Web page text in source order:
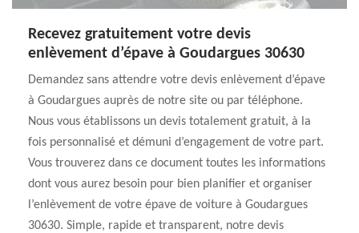
Recevez gratuitement votre devis
enlèvement d’épave à Goudargues 30630
Demandez sans attendre votre devis enlèvement d’épave
à Goudargues auprès de notre site ou par téléphone.
Nous vous établissons un devis totalement gratuit, à la
fois personnalisé et démuni d’engagement de votre part.
Vous trouverez dans ce document toutes les informations
dont vous aurez besoin pour bien planifier et organiser
l’enlèvement de votre épave de voiture à Goudargues
30630. Simple, rapide et transparent, notre devis